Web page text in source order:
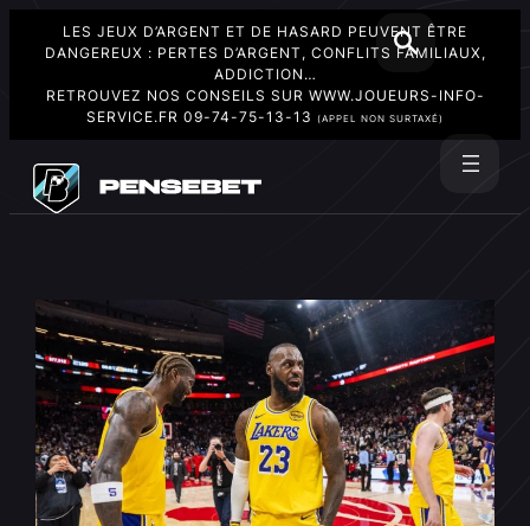
LES JEUX D’ARGENT ET DE HASARD PEUVENT ÊTRE
DANGEREUX : PERTES D’ARGENT, CONFLITS FAMILIAUX,
ADDICTION…
RETROUVEZ NOS CONSEILS SUR WWW.JOUEURS-INFO-
SERVICE.FR 09-74-75-13-13 (APPEL NON SURTAXÉ)
contenu